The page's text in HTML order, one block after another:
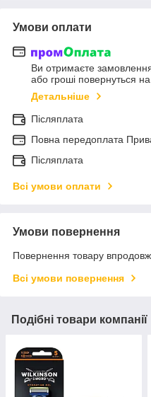
Умови оплати
Ви отримаєте
або гроші повернуться
Детальніше
Післяплата
Повна передоплата
Післяплата
Всі умови оплати
Умови повернення
Повернення товару
Всі умови повернення
Подібні товари компанії